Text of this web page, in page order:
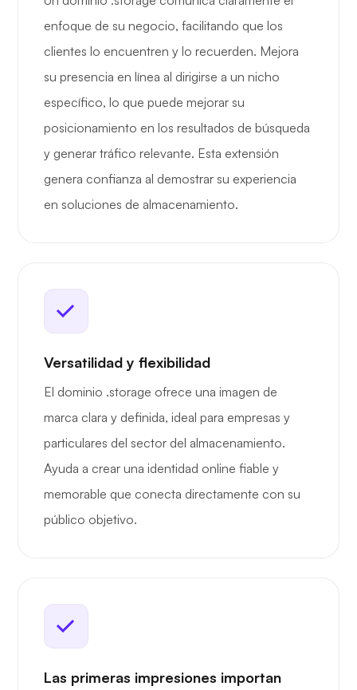
enfoque de su negocio, facilitando que los
clientes lo encuentren y lo recuerden. Mejora
su presencia en línea al dirigirse a un nicho
específico, lo que puede mejorar su
posicionamiento en los resultados de búsqueda
y generar tráfico relevante. Esta extensión
genera confianza al demostrar su experiencia
en soluciones de almacenamiento.
Versatilidad y flexibilidad
El dominio .storage ofrece una imagen de
marca clara y definida, ideal para empresas y
particulares del sector del almacenamiento.
Ayuda a crear una identidad online fiable y
memorable que conecta directamente con su
público objetivo.
Las primeras impresiones importan